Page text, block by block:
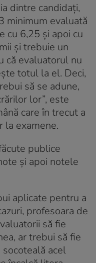
dintre candidați,
minimum evaluată
cu 6,25 și apoi cu
și trebuie un
că evaluatorul nu
totul la el. Deci,
să se adune,
lor”, este
care în trecut a
la examene.
publice
și apoi notele
aplicate pentru a
profesoara de
să fie
ar trebui să fie
socoteală acel